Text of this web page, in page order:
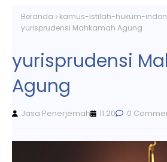
Beranda
kamus-istilah-hukum-
yurisprudensi Mahkamah Agung
yurisprudensi
Agung
Jasa Penerjemah 11.20 0